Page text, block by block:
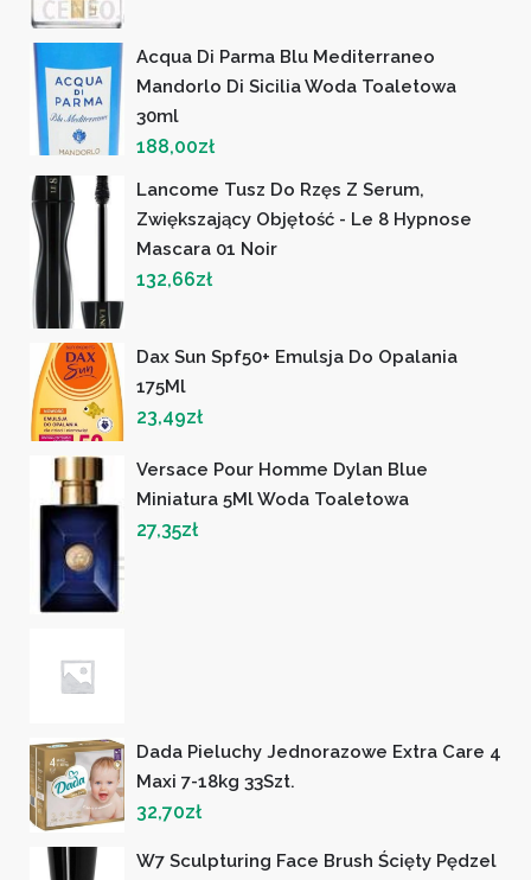
Acqua Di Parma Blu Mediterraneo
Mandorlo Di Sicilia Woda Toaletowa
30ml
188,00zł
Lancome Tusz Do Rzęs Z Serum,
Zwiększający Objętość - Le 8 Hypnose
Mascara 01 Noir
132,66zł
Dax Sun Spf50+ Emulsja Do Opalania
175Ml
23,49zł
Versace Pour Homme Dylan Blue
Miniatura 5Ml Woda Toaletowa
27,35zł
Dada Pieluchy Jednorazowe Extra Care 4
Maxi 7-18kg 33Szt.
32,70zł
W7 Sculpturing Face Brush Ścięty Pędzel